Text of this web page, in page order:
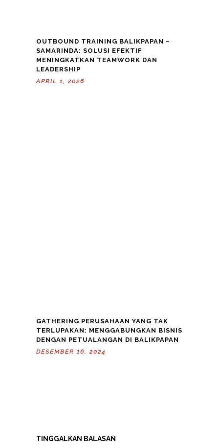
OUTBOUND TRAINING BALIKPAPAN –
SAMARINDA: SOLUSI EFEKTIF
MENINGKATKAN TEAMWORK DAN
LEADERSHIP
APRIL 1, 2026
GATHERING PERUSAHAAN YANG TAK
TERLUPAKAN: MENGGABUNGKAN BISNIS
DENGAN PETUALANGAN DI BALIKPAPAN
DESEMBER 16, 2024
TINGGALKAN BALASAN